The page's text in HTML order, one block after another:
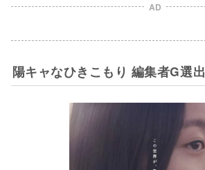
AD
陽キャなひきこもり 編集者G選出